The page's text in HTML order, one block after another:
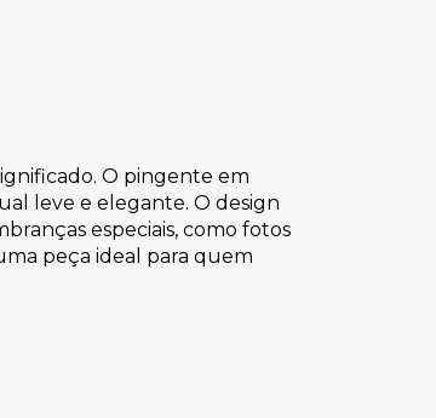
O pingente em
leve e elegante. O design
especiais, como fotos
peça ideal para quem